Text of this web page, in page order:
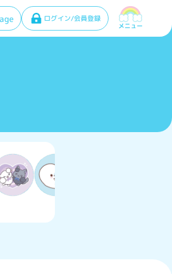
ログイン/会員登録
メニュー